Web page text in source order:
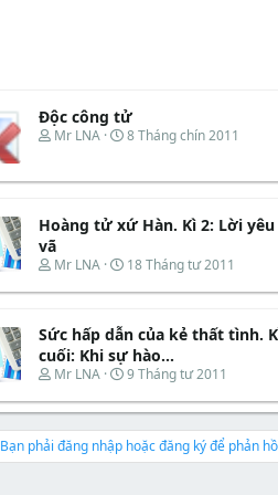
Độc công tử
T
e
d
s
t
a
r
e
r
Mr LNA
N
y
ắ
đ
ầ
u
8 Tháng chín 2011
Hoàng tử xứ Hàn. Kì 2: Lời
vã
T
r
a
d
s
a
e
Mr LNA
N
à
b
ắ
t
ầ
18 Tháng tư 2011
Sức hấp dẫn của kẻ thất tình.
cuối: Khi sự hào...
T
r
a
d
Mr LNA
N
à
b
ắ
9 Tháng tư 2011
Bạn phải đăng nhập hoặc đăng ký để phản